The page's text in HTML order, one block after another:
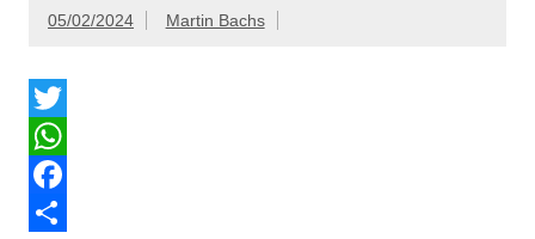
05/02/2024 Martin Bachs
T
w
W
hF